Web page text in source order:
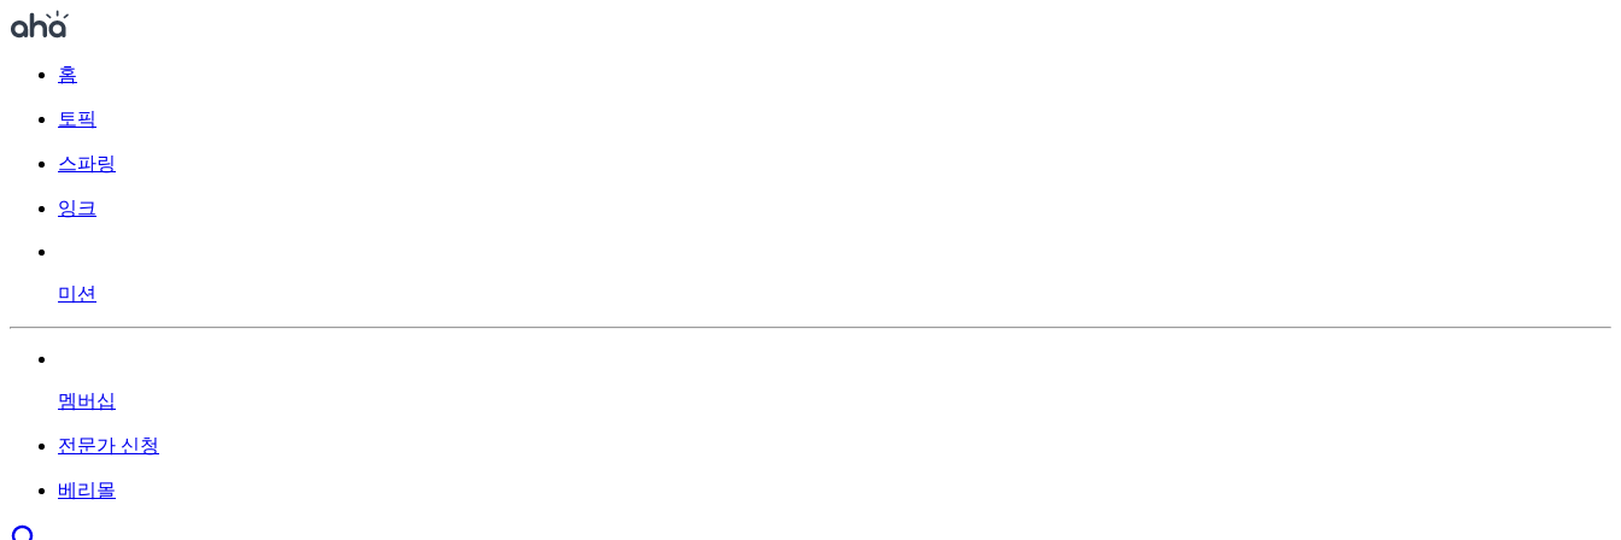
홈
토픽
스파링
잉크
미션
멤버십
전문가 신청
베리몰